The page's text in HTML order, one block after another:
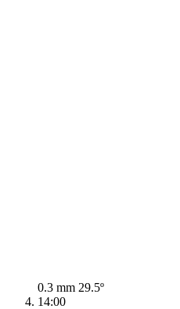
0.3 mm 29.5º
14:00